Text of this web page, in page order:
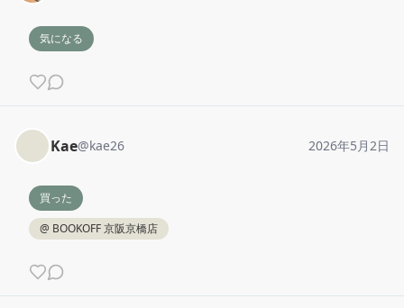
気になる
Kae@kae26 2026年5月2日
買った
@ BOOKOFF 京阪京橋店